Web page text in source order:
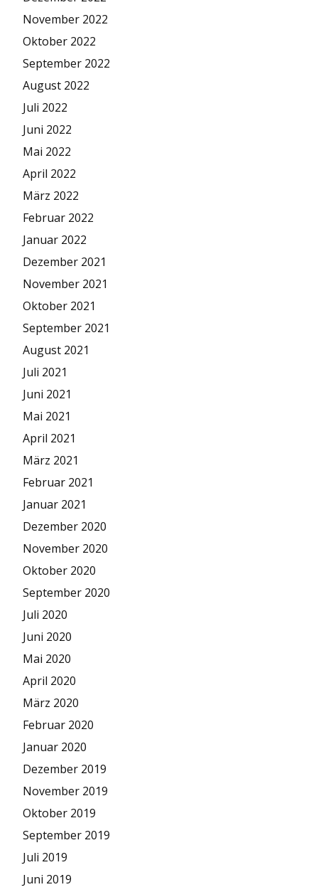
November 2022
Oktober 2022
September 2022
August 2022
Juli 2022
Juni 2022
Mai 2022
April 2022
März 2022
Februar 2022
Januar 2022
Dezember 2021
November 2021
Oktober 2021
September 2021
August 2021
Juli 2021
Juni 2021
Mai 2021
April 2021
März 2021
Februar 2021
Januar 2021
Dezember 2020
November 2020
Oktober 2020
September 2020
Juli 2020
Juni 2020
Mai 2020
April 2020
März 2020
Februar 2020
Januar 2020
Dezember 2019
November 2019
Oktober 2019
September 2019
Juli 2019
Juni 2019